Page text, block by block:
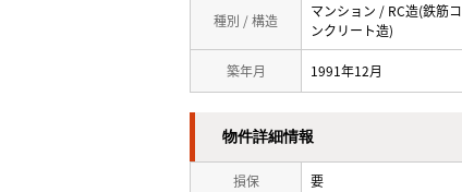
種別 / 構造
マンション / RC造(鉄筋コ
ンクリート造)
築年月 1991年12月
物件詳細情報
損保 要